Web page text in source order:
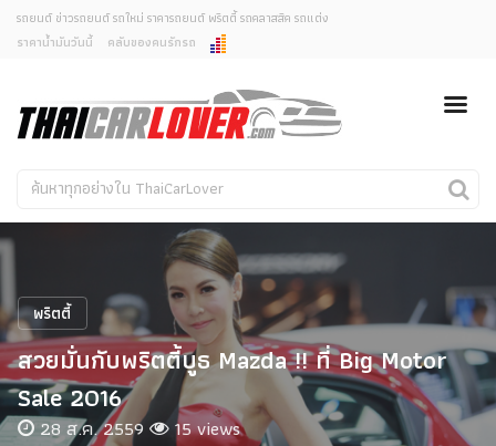
ยกเลิกการแจ้งเตือน
คุณต้องการยกเลิกการแจ้งเตือนข่าวสารเมื่อมีการอัพเดต
ใช่หรือไม่?
ไม่
รถยนต์ ข่าวรถยนต์ รถใหม่ ราคารถยนต์ พริตตี้ รถคลาสสิค รถแต่ง
ราคาน้ำมันวันนี้
คลับของคนรักรถ
รถใหม่
คนรักรถ
รถแต่ง
งานแสดงรถ
Car In The Movie
สเปคราคา รถยนต์
พริตตี้
สวยมั่นกับพริตตี้บูธ Mazda !! ที่ Big Motor
Sale 2016
28 ส.ค. 2559 15 views